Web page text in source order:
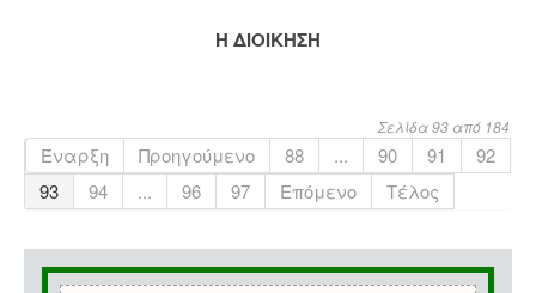
Η ΔΙΟΙΚΗΣΗ
Σελίδα 93 από 184
Έναρξη Προηγούμενο 88 ... 90 91
92
93
94 ... 96 97 Επόμενο Τέλος